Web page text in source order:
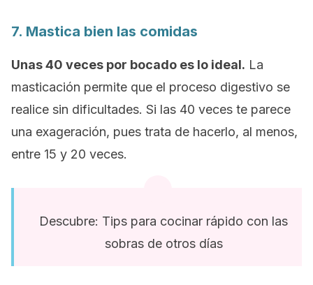
7. Mastica bien las comidas
Unas 40 veces por bocado es lo ideal. La
masticación permite que el proceso digestivo se
realice sin dificultades. Si las 40 veces te parece
una exageración, pues trata de hacerlo, al menos,
entre 15 y 20 veces.
Descubre: Tips para cocinar rápido con las
sobras de otros días